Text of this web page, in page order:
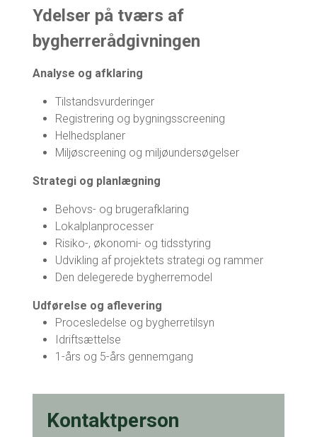
Ydelser på tværs af
bygherrerådgivningen
Analyse og afklaring
Tilstandsvurderinger
Registrering og bygningsscreening
Helhedsplaner
Miljøscreening og miljøundersøgelser
Strategi og planlægning
Behovs- og brugerafklaring
Lokalplanprocesser
Risiko-, økonomi- og tidsstyring
Udvikling af projektets strategi og rammer
Den delegerede bygherremodel
Udførelse og aflevering
Procesledelse og bygherretilsyn
Idriftsættelse
1-års og 5-års gennemgang
Kontaktperson